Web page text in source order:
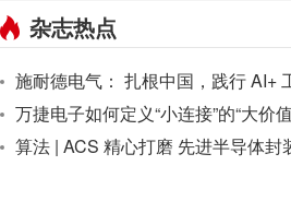
杂志热点
施耐德电气： 扎根中国，践行 AI+
万捷电子如何定义“小连接”的“大
算法 | ACS 精心打磨 先进半导体封